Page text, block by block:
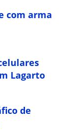
com arma
Lagarto
de